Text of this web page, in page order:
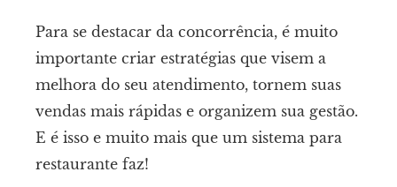
Para se destacar da concorrência, é muito
importante criar estratégias que visem a
melhora do seu atendimento, tornem suas
vendas mais rápidas e organizem sua gestão.
E é isso e muito mais que um sistema para
restaurante faz!